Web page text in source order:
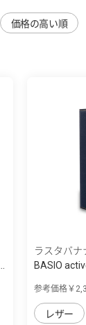
価格の高い順
ラスタバナ
BASIO
参考価格￥
レザー